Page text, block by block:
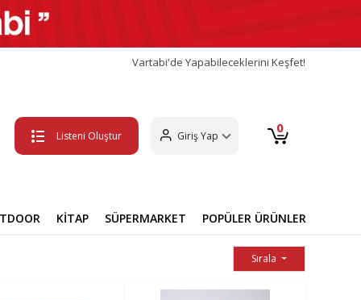
Vartabi'de Yapabileceklerini Keşfet!
Listeni Oluştur Giriş Yap 0
KİTAP SÜPERMARKET POPÜLER ÜRÜNLER
Sırala